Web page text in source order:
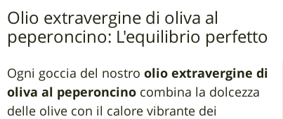
Olio extravergine di oliva al
peperoncino: L'equilibrio perfetto
Ogni goccia del nostro olio extravergine di
oliva al peperoncino combina la dolcezza
delle olive con il calore vibrante dei